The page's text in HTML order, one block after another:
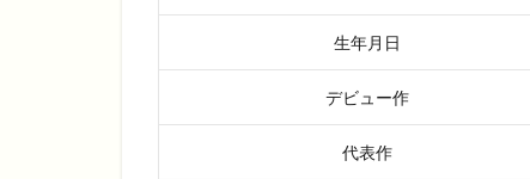
生年月日
デビュー作
代表作